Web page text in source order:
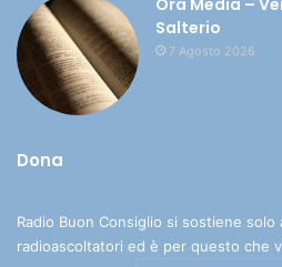
Ora Media –
Salterio
7 Agosto 2026
Dona
Radio Buon Consiglio si sostiene
radioascoltatori ed è per questo che